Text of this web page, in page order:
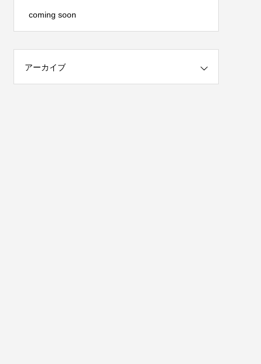
coming soon
アーカイブ